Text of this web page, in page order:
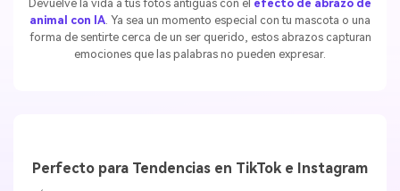
Devuelve la vida a tus fotos antiguas con el efecto de abrazo de
animal con IA. Ya sea un momento especial con tu mascota o una
forma de sentirte cerca de un ser querido, estos abrazos capturan
Perfecto para Tendencias en TikTok e Instagram